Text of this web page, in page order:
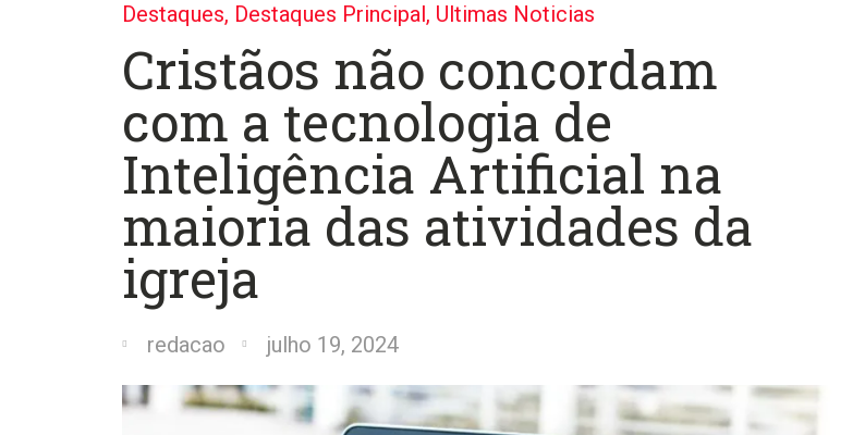
Destaques, Destaques Principal, Ultimas Noticias
Cristãos não concordam
com a tecnologia de
Inteligência Artificial na
maioria das atividades da
igreja
redacao julho 19, 2024